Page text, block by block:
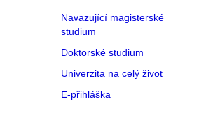
Navazující magisterské
studium
Doktorské studium
Univerzita na celý život
E-přihláška